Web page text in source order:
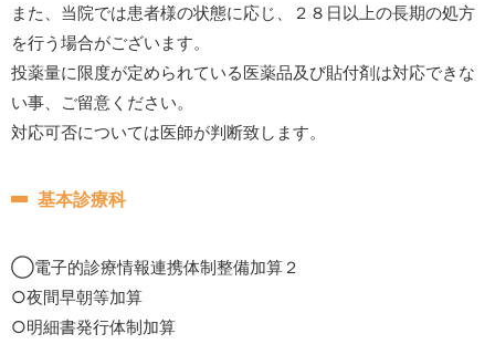
また、当院では患者様の状態に応じ、２８日以上の長期の処方
を行う場合がございます。
投薬量に限度が定められている医薬品及び貼付剤は対応できな
い事、ご留意ください。
対応可否については医師が判断致します。
基本診療科
◯電子的診療情報連携体制整備加算２
○夜間早朝等加算
○明細書発行体制加算